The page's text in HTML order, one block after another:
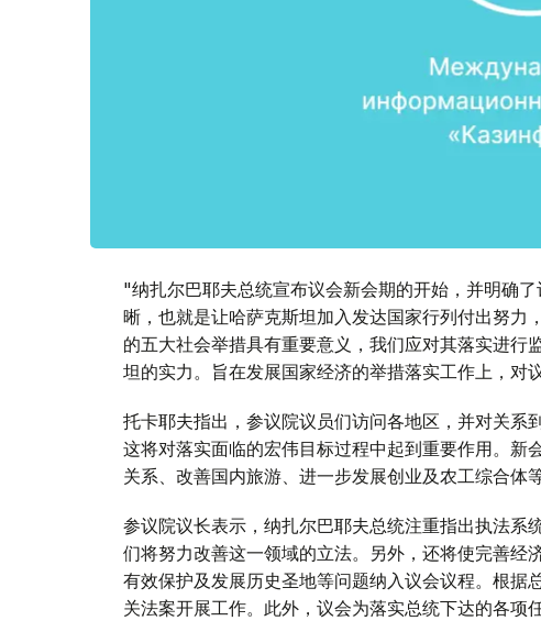
"纳扎尔巴耶夫总统宣布议会新会期的开始，并明确
晰，也就是让哈萨克斯坦加入发达国家行列付出努
的五大社会举措具有重要意义，我们应对其落实进
坦的实力。旨在发展国家经济的举措落实工作上，对
托卡耶夫指出，参议院议员们访问各地区，并对关系
这将对落实面临的宏伟目标过程中起到重要作用。
关系、改善国内旅游、进一步发展创业及农工综合体
参议院议长表示，纳扎尔巴耶夫总统注重指出执法
们将努力改善这一领域的立法。另外，还将使完善
有效保护及发展历史圣地等问题纳入议会议程。根据
关法案开展工作。此外，议会为落实总统下达的各项